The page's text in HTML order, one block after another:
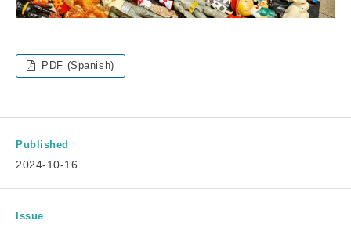
PDF (Spanish)
Published
2024-10-16
Issue